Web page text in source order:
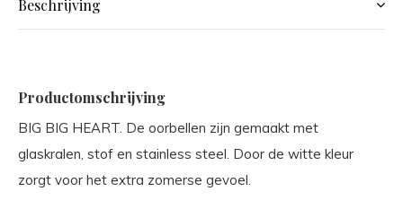
Beschrijving
Productomschrijving
BIG BIG HEART. De oorbellen zijn gemaakt met
glaskralen, stof en stainless steel. Door de witte kleur
zorgt voor het extra zomerse gevoel.